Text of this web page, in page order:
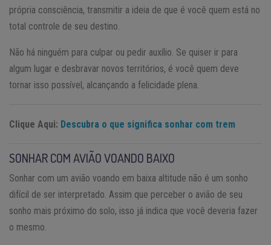
própria consciência, transmitir a ideia de que é você quem está no
total controle de seu destino.
Não há ninguém para culpar ou pedir auxílio. Se quiser ir para
algum lugar e desbravar novos territórios, é você quem deve
tornar isso possível, alcançando a felicidade plena.
Clique Aqui: Descubra o que significa sonhar com trem
SONHAR COM AVIÃO VOANDO BAIXO
Sonhar com um avião voando em baixa altitude não é um sonho
difícil de ser interpretado. Assim que perceber o avião de seu
sonho mais próximo do solo, isso já indica que você deveria fazer
o mesmo.